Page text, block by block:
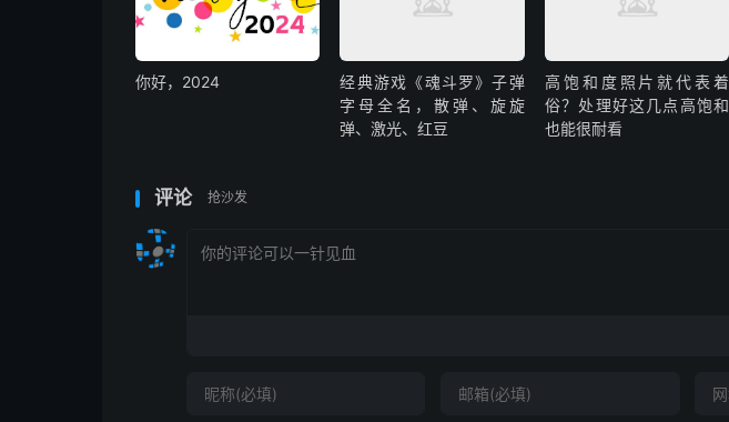
你好，2024
经典游戏《魂斗罗》子弹
字母全名，散弹、旋旋
弹、激光、红豆
高饱和度照片就代表着
俗？处理好这几点高饱和
也能很耐看
评论 抢沙发